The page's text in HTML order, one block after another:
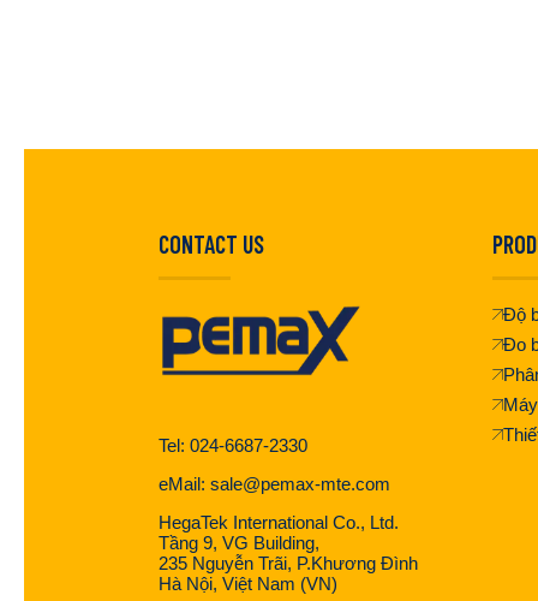
CONTACT US
Tel: 024-6687-2330
eMail: sale@pemax-mte.com
HegaTek International Co., Ltd.
Tầng 9, VG Building,
235 Nguyễn Trãi, P.Khương Đình
Hà Nội, Việt Nam (VN)
Độ
Đo